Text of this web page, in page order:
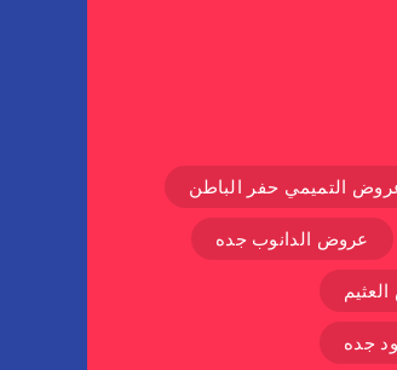
التميمي حفر الباطن
عروض الدانوب جده
جده